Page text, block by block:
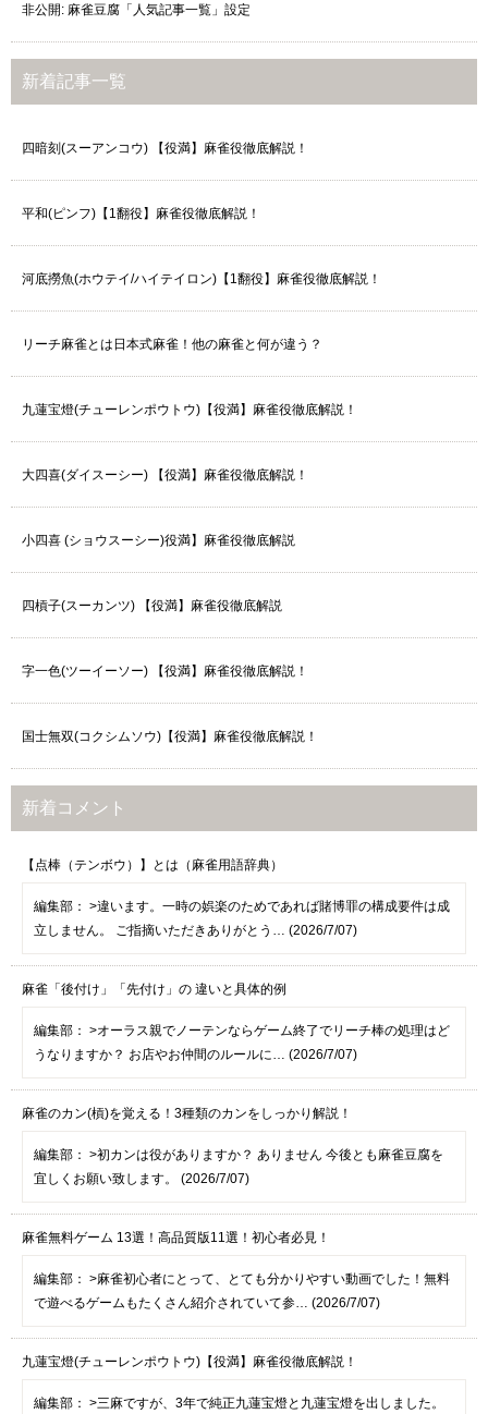
非公開: 麻雀豆腐「人気記事一覧」設定
新着記事一覧
四暗刻(スーアンコウ) 【役満】麻雀役徹底解説！
平和(ピンフ)【1翻役】麻雀役徹底解説！
河底撈魚(ホウテイ/ハイテイロン)【1翻役】麻雀役徹底解説！
リーチ麻雀とは日本式麻雀！他の麻雀と何が違う？
九蓮宝燈(チューレンポウトウ)【役満】麻雀役徹底解説！
大四喜(ダイスーシー) 【役満】麻雀役徹底解説！
小四喜 (ショウスーシー)役満】麻雀役徹底解説
四槓子(スーカンツ) 【役満】麻雀役徹底解説
字一色(ツーイーソー) 【役満】麻雀役徹底解説！
国士無双(コクシムソウ)【役満】麻雀役徹底解説！
新着コメント
【点棒（テンボウ）】とは（麻雀用語辞典）
編集部： >違います。一時の娯楽のためであれば賭博罪の構成要件は成
立しません。 ご指摘いただきありがとう… (2026/7/07)
麻雀「後付け」「先付け」の 違いと具体的例
編集部： >オーラス親でノーテンならゲーム終了でリーチ棒の処理はど
うなりますか？ お店やお仲間のルールに… (2026/7/07)
麻雀のカン(槓)を覚える！3種類のカンをしっかり解説！
編集部： >初カンは役がありますか？ ありません 今後とも麻雀豆腐を
宜しくお願い致します。 (2026/7/07)
麻雀無料ゲーム 13選！高品質版11選！初心者必見！
編集部： >麻雀初心者にとって、とても分かりやすい動画でした！無料
で遊べるゲームもたくさん紹介されていて参… (2026/7/07)
九蓮宝燈(チューレンポウトウ)【役満】麻雀役徹底解説！
編集部： >三麻ですが、3年で純正九蓮宝燈と九蓮宝燈を出しました。